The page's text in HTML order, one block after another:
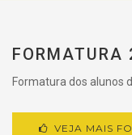
Formatura dos alunos
VEJA MAIS